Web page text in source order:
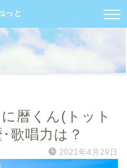
っと
暦くん(トット
歌唱力は？
2021年4月29日